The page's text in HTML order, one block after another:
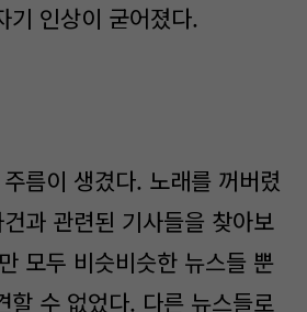
기 인상이 굳어졌다.
름이 생겼다. 노래를 꺼버렸
과 관련된 기사들을 찾아보
모두 비슷비슷한 뉴스들 뿐
할 수 없었다. 다른 뉴스들로